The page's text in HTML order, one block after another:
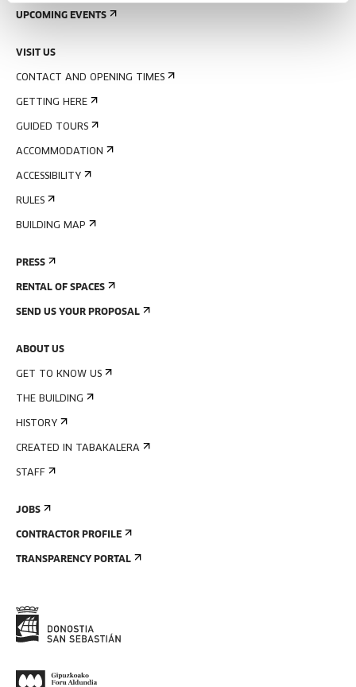
UPCOMING EVENTS
VISIT US
CONTACT AND OPENING TIMES
GETTING HERE
GUIDED TOURS
ACCOMMODATION
ACCESSIBILITY
RULES
BUILDING MAP
PRESS
RENTAL OF SPACES
SEND US YOUR PROPOSAL
ABOUT US
GET TO KNOW US
THE BUILDING
HISTORY
CREATED IN TABAKALERA
STAFF
JOBS
CONTRACTOR PROFILE
TRANSPARENCY PORTAL